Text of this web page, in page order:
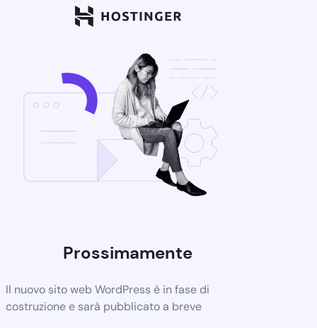
Prossimamente
Il nuovo sito web WordPress è in fase di
costruzione e sarà pubblicato a breve